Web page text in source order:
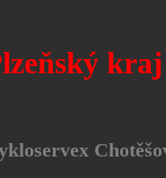
kraj